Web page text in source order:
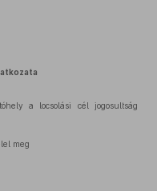
a locsolási cél jogosultság
meg